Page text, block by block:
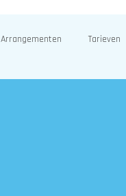
Arrangementen Tarieven